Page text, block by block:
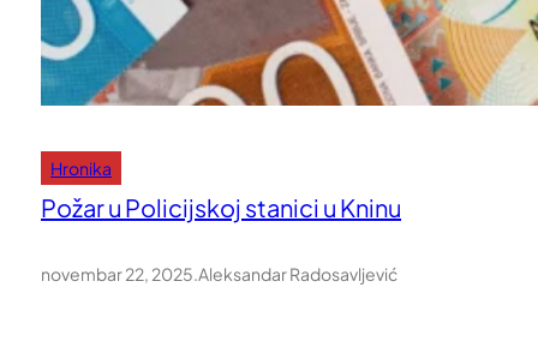
Hronika
Požar u Policijskoj stanici u Kninu
novembar 22, 2025.Aleksandar Radosavljević